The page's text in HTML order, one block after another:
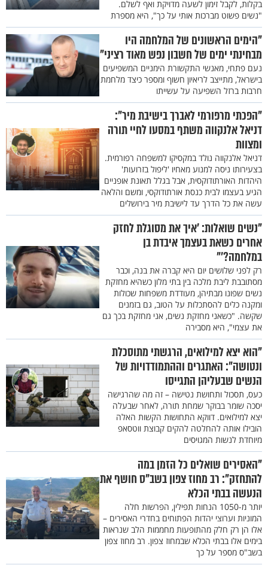
בקלות, לקבל זימון לשעה מדויקת ואף לשלם.
"נשים פשוט מברכות אותי על כך", היא מספרת
"הימים הראשונים של המלחמה היו
מבחינתי ימים של חשבון נפש מאוד רציני"
נעם פתחי, מאנשי התקשורת הימניים המשפיעים
בישראל, מתייצב לריאיון חשוף ומספר כיצד מלחמת
חרבות ברזל השפיעה על עשייתו
"הפכתי מרפורמי לאברך בישיבת מיר":
דניאל אלנקווה משתף במסעו לחיי תורה
ומצוות
דניאל אלנקווה נולד במקסיקו למשפחה רפורמית.
בצעירותו ניסה למנוע מאחיו 'ליפול בזרועות'
היהדות האורתודוקסית, אבל בגלל תאונת אופניים
הגיע בעצמו לבית כנסת אורתודוקסי, ומשם והלאה
עשה את כל הדרך עד לישיבת מיר בירושלים
"נשים שואלות: 'איך את מסוגלת לחזק
אחרים כשאת בעצמך איבדת בן
במלחמה?'"
רק לפני שלושים יום היא קברה את בנה, וכבר
מסתובבת ליבת מלכה בין בתי מלון כשהיא מחזקת
נשים שפונו מבתיהן, מעודדת משפחות שכולות
ומקנה כלים להסתכלות על הטוב, גם בזמנים
שקשה. "כשאני מחזקת נשים, אני מחזקת בכך גם
את עצמי", היא מסבירה
"הוא יצא למילואים, הרגשתי מתוסכלת
ונטושה": האתגרים וההתמודדויות של
הנשים שבעליהן התגייסו
כעס, תסכול ותחושת נטישה – זה מה שהרגישה
יסכה שומר בבוקר שמחת תורה, לאחר שבעלה
יצא למילואים. דווקא התחושות הקשות האלה
הובילו אותה להחלטה להקים קבוצת ווטסאפ
מיוחדת לנשות המגויסים
"האסירים שואלים כל הזמן במה
להתחזק": רב מחוז צפון בשב"ס חושף את
הנעשה בבתי הכלא
יותר מ-1050 הנחות תפילין, הפרשות חלה
המוניות וערוצי יהדות הפתוחים בחדרי האסירים –
אלו הן רק חלק מהתופעות מחממות הלב שנראות
בימים אלו בבתי הכלא שבמחוז צפון. רב מחוז צפון
בשב"ס מספר על כך